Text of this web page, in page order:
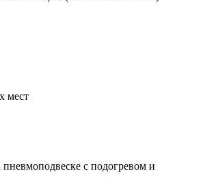
мест
с подогревом и